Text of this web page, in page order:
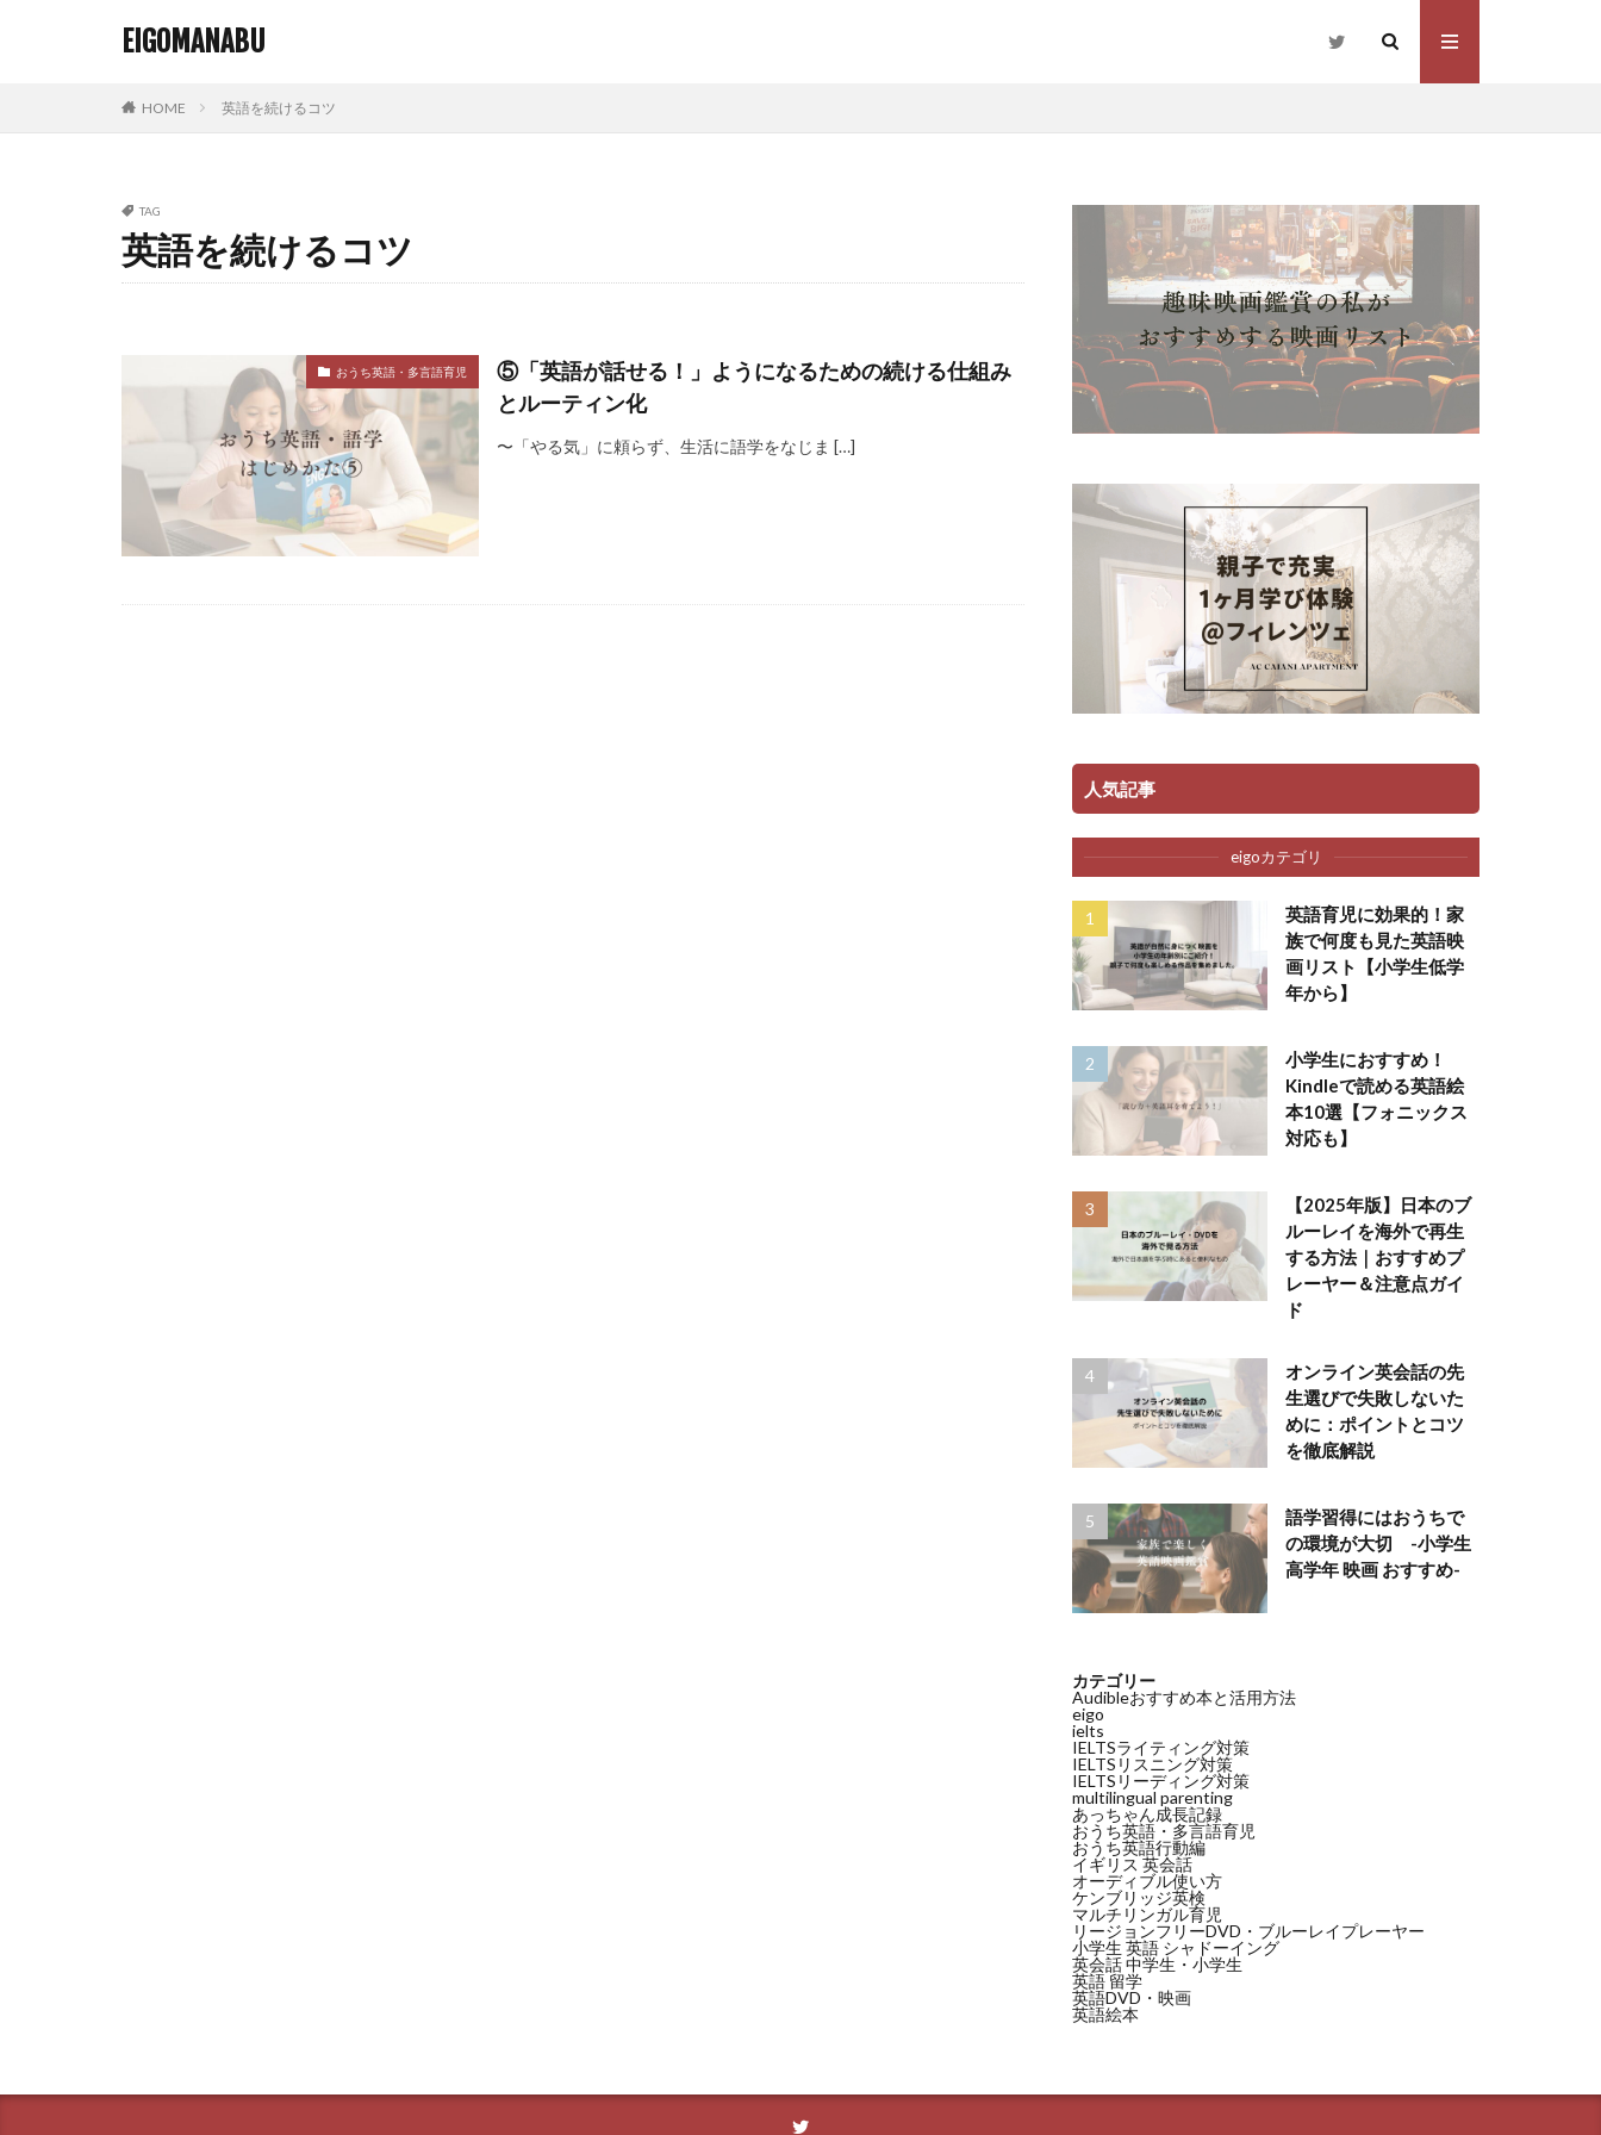
EIGOMANABU
HOME 英語を続けるコツ
TAG
英語を続けるコツ
おうち英語・多言語育児
⑤「英語が話せる！」ようになるための続ける仕組み
とルーティン化
〜「やる気」に頼らず、生活に語学をなじま […]
人気記事
eigoカテゴリ
英語育児に効果的！家
族で何度も見た英語映
画リスト【小学生低学
年から】
小学生におすすめ！
Kindleで読める英語絵
本10選【フォニックス
対応も】
【2025年版】日本のブ
ルーレイを海外で再生
する方法｜おすすめプ
レーヤー＆注意点ガイ
ド
オンライン英会話の先
生選びで失敗しないた
めに：ポイントとコツ
を徹底解説
語学習得にはおうちで
の環境が大切 -小学生
高学年 映画 おすすめ-
カテゴリー
Audibleおすすめ本と活用方法
eigo
ielts
IELTSライティング対策
IELTSリスニング対策
IELTSリーディング対策
multilingual parenting
あっちゃん成長記録
おうち英語・多言語育児
おうち英語行動編
イギリス 英会話
オーディブル使い方
ケンブリッジ英検
マルチリンガル育児
リージョンフリーDVD・ブルーレイプレーヤー
小学生 英語 シャドーイング
英会話 中学生・小学生
英語 留学
英語DVD・映画
英語絵本